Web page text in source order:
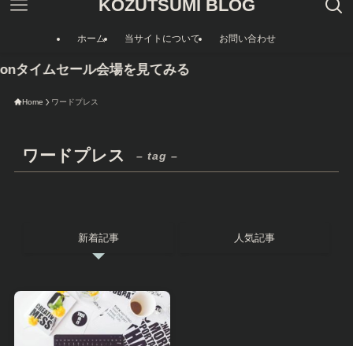
KOZUTSUMI BLOG
ホーム 当サイトについて お問い合わせ
タイムセール会場を見てみる
Home ワードプレス
ワードプレス – tag –
新着記事 人気記事